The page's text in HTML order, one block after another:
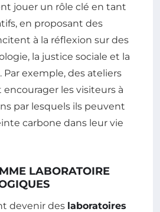
jouer un rôle clé en tant
en proposant des
à la réflexion sur des
la justice sociale et la
exemple, des ateliers
les visiteurs à
par lesquels ils peuvent
carbone dans leur vie
LABORATOIRE
devenir des laboratoires